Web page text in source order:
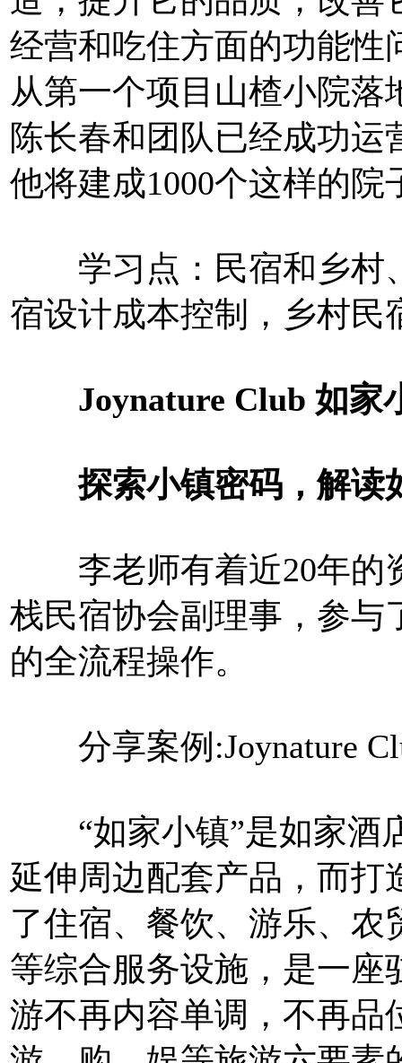
经营和吃住方面的功能性
从第一个项目山楂小院
陈长春和团队已经成功运
他将建成1000个这样的院
学习点：民宿和乡村
宿设计成本控制，乡村民
Joynature Club 如家
探索小镇密码，解读
李老师有着近20年的
栈民宿协会副理事，参与
的全流程操作。
分享案例:Joynature
“如家小镇”是如家酒
延伸周边配套产品，而打
了住宿、餐饮、游乐、
等综合服务设施，是一座
游不再内容单调，不再品